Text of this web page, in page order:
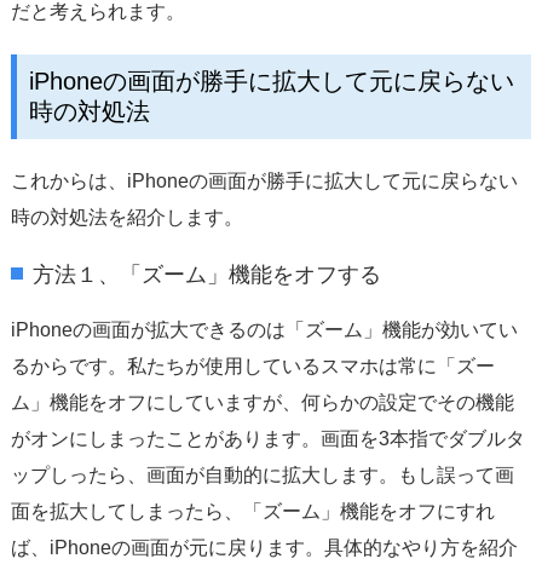
だと考えられます。
iPhoneの画面が勝手に拡大して元に戻らない
時の対処法
これからは、iPhoneの画面が勝手に拡大して元に戻らない
時の対処法を紹介します。
方法１、「ズーム」機能をオフする
iPhoneの画面が拡大できるのは「ズーム」機能が効いてい
るからです。私たちが使用しているスマホは常に「ズー
ム」機能をオフにしていますが、何らかの設定でその機能
がオンにしまったことがあります。画面を3本指でダブルタ
ップしったら、画面が自動的に拡大します。もし誤って画
面を拡大してしまったら、「ズーム」機能をオフにすれ
ば、iPhoneの画面が元に戻ります。具体的なやり方を紹介